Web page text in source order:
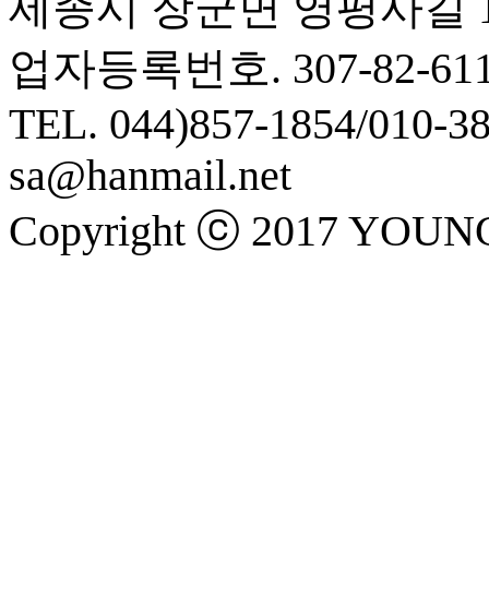
업자등록번호. 307-82-
TEL. 044)857-1854/010-
sa@hanmail.net
Copyright ⓒ 2017